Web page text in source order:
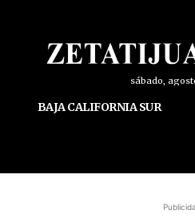
sábado,
BAJA CALIFORNIA SUR